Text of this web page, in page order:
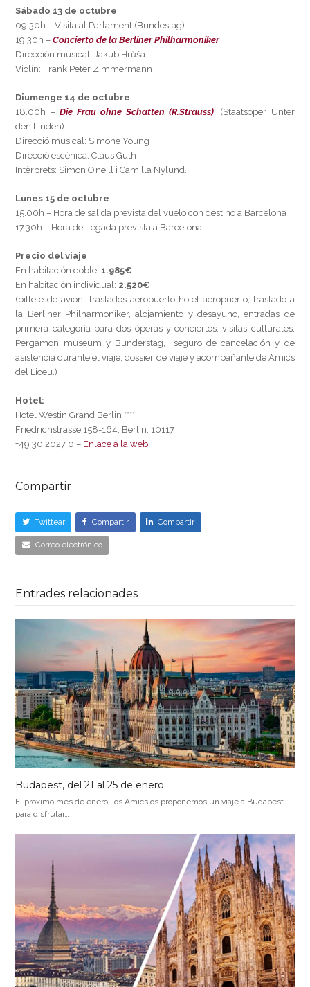
Sábado 13 de octubre
09.30h – Visita al Parlament (Bundestag)
19.30h –Concierto de la Berliner Philharmoniker
Dirección musical: Jakub Hrůša
Violín: Frank Peter Zimmermann
Diumenge 14 de octubre
18.00h – Die Frau ohne Schatten (R.Strauss). (Staatsoper Unter
den Linden)
Direcció musical: Simone Young
Direcció escènica: Claus Guth
Intèrprets: Simon O’neill i Camilla Nylund.
Lunes 15 de octubre
15.00h – Hora de salida prevista del vuelo con destino a Barcelona
17.30h – Hora de llegada prevista a Barcelona
Precio del viaje
En habitación doble: 1.985€
En habitación individual: 2.520€
(billete de avión, traslados aeropuerto-hotel-aeropuerto, traslado a
la Berliner Philharmoniker, alojamiento y desayuno, entradas de
primera categoría para dos óperas y conciertos, visitas culturales:
Pergamon museum y Bunderstag, seguro de cancelación y de
asistencia durante el viaje, dossier de viaje y acompañante de Amics
del Liceu.)
Hotel:
Hotel Westin Grand Berlin ****
Friedrichstrasse 158-164, Berlin, 10117
+49 30 2027 0 – Enlace a la web
Compartir
Twittear Compartir Compartir
Correo electrónico
Entrades relacionades
Budapest, del 21 al 25 de enero
El próximo mes de enero, los Amics os proponemos un viaje a Budapest
para disfrutar…